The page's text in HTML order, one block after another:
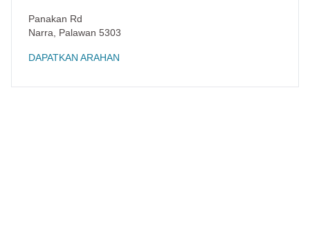
Panakan Rd
Narra
Palawan 5303
DAPATKAN ARAHAN